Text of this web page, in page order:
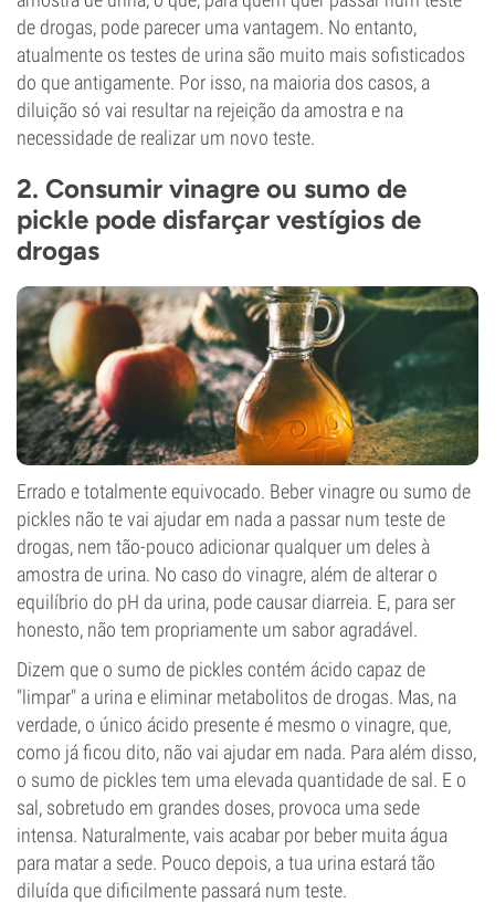
de drogas, pode parecer uma vantagem. No entanto,
atualmente os testes de urina são muito mais sofisticados
do que antigamente. Por isso, na maioria dos casos, a
diluição só vai resultar na rejeição da amostra e na
necessidade de realizar um novo teste.
2. Consumir vinagre ou sumo de
pickle pode disfarçar vestígios de
drogas
Errado e totalmente equivocado. Beber vinagre ou sumo de
pickles não te vai ajudar em nada a passar num teste de
drogas, nem tão-pouco adicionar qualquer um deles à
amostra de urina. No caso do vinagre, além de alterar o
equilíbrio do pH da urina, pode causar diarreia. E, para ser
honesto, não tem propriamente um sabor agradável.
Dizem que o sumo de pickles contém ácido capaz de
"limpar" a urina e eliminar metabolitos de drogas. Mas, na
verdade, o único ácido presente é mesmo o vinagre, que,
como já ficou dito, não vai ajudar em nada. Para além disso,
o sumo de pickles tem uma elevada quantidade de sal. E o
sal, sobretudo em grandes doses, provoca uma sede
intensa. Naturalmente, vais acabar por beber muita água
para matar a sede. Pouco depois, a tua urina estará tão
diluída que dificilmente passará num teste.